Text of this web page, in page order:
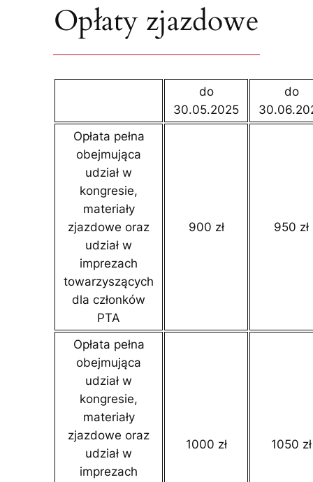
Opłaty zjazdowe
do
30.05.2025
do
Opłata pełna
obejmująca
udział w
kongresie,
materiały
zjazdowe oraz
udział w
imprezach
towarzyszących
dla członków
PTA
900 zł 950 zł
Opłata pełna
obejmująca
udział w
kongresie,
materiały
zjazdowe oraz
udział w
imprezach
1000 zł 1050 zł